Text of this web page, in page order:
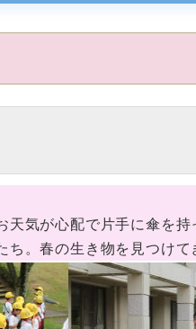
気が心配で片手に傘を持
。春の生き物を見つけて